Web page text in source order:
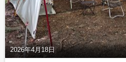
2026年4月18日